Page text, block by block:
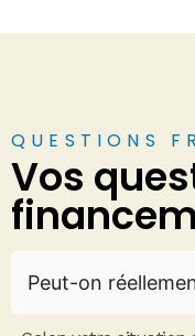
QUESTIONS
Vos
Peut-on